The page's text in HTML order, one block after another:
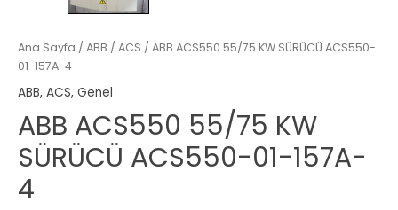
Ana Sayfa / ABB / ACS / ABB ACS550 55/75 KW SÜRÜCÜ ACS550-
01-157A-4
ABB, ACS, Genel
ABB ACS550 55/75 KW
SÜRÜCÜ ACS550-01-157A-
4